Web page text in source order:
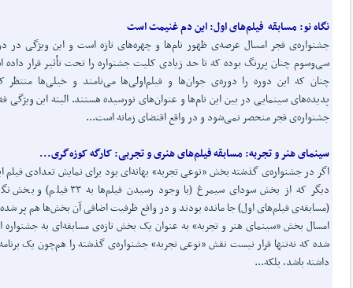
نگاه نو: مسابقه فیلم‌های اول: این دم غنیمت است
جشنواره‌ی فجر امسال عرصه‌ی ظهور نام‌ها و چهره‌های تازه است و این ویژگی در
سی‌وسوم چنان پررنگ بوده که تا حد زیادی کلیت جشنواره را تحت تأثیر قرار
چنان که این دوره را دوره‌ی جوان‌ها و فیلم‌اولی‌ها می‌نامند و خیلی‌ها
پدیده‌های سینمایی در بین این نام‌ها و عنوان‌های نورسیده هستند. البته این ویژگی
جشنواره‌ی فجر منحصر نمی‌شود و در واقع اقتضای زمانه است...
سینمای هنر و تجربه: مسابقه فیلم‌های هنری و تجربی: کارگه کوزه‌گری...
اگر در جشنواره‌ی گذشته بخش «نوعی تجربه» بهانه‌ای بود برای نمایش تعدادی فیلم
دیگر که از بخش سودای سیمرغ (با وجود رسیدن فیلم‌ها به ۳۳
(مسابقه‌ی فیلم‌های اول) جا مانده بودند و در واقع ظرفیت اضافی آن بخش‌ها هم پر
امسال بخش «سینمای هنر و تجربه» به عنوان یک بخش تازه‌ی مسابقه‌ای به جشنواره
شده که نه‌تنها قرار نیست نقش «نوعی تجربه» جشنواره‌ی گذشته را هم‌چون یک
داشته باشد، بلکه...